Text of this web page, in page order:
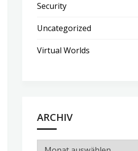
Security
Uncategorized
Virtual Worlds
ARCHIV
Archiv